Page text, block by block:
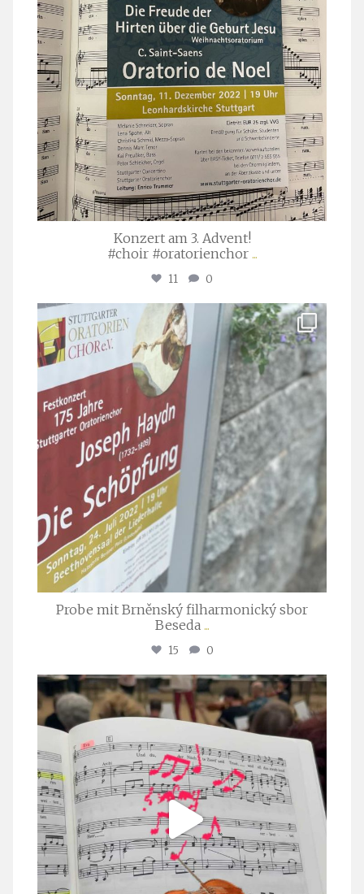
Konzert am 3. Advent!
#choir #oratorienchor ...
11 0
stuttgarter_oratorienchor
Juli 23
Probe mit Brněnský filharmonický sbor
Beseda ...
15 0
stuttgarter_oratorienchor
Juli 23